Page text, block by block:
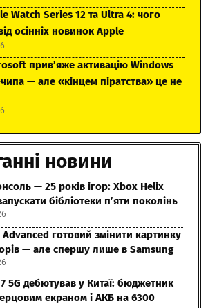
Watch Series 12 та Ultra 4: чого
осінніх новинок Apple
прив’яже активацію Windows
— але «кінцем піратства» це не
новини
— 25 років ігор: Xbox Helix
бібліотеки п’яти поколінь
Advanced готовий змінити картинку
— але спершу лише в Samsung
5G дебютував у Китаї: бюджетник
екраном і АКБ на 6300